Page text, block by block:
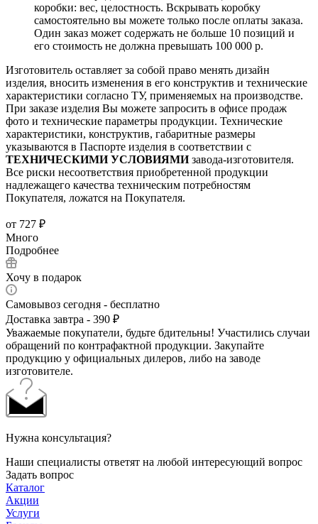
коробки: вес, целостность. Вскрывать коробку
самостоятельно вы можете только после оплаты заказа.
Один заказ может содержать не больше 10 позиций и
его стоимость не должна превышать 100 000 р.
Изготовитель оставляет за собой право менять дизайн
изделия, вносить изменения в его конструктив и технические
характеристики согласно ТУ, применяемых на производстве.
При заказе изделия Вы можете запросить в офисе продаж
фото и технические параметры продукции. Технические
характеристики, конструктив, габаритные размеры
указываются в Паспорте изделия в соответствии с
ТЕХНИЧЕСКИМИ УСЛОВИЯМИзавода-изготовителя.
Все риски несоответствия приобретенной продукции
надлежащего качества техническим потребностям
Покупателя, ложатся на Покупателя.
от 727 ₽
Много
Подробнее
Хочу в подарок
Самовывоз сегодня - бесплатно
Доставка завтра - 390 ₽
Уважаемые покупатели, будьте бдительны! Участились случаи
обращений по контрафактной продукции. Закупайте
продукцию у официальных дилеров, либо на заводе
изготовителе.
Нужна консультация?
Наши специалисты ответят на любой интересующий вопрос
Задать вопрос
Каталог
Акции
Услуги